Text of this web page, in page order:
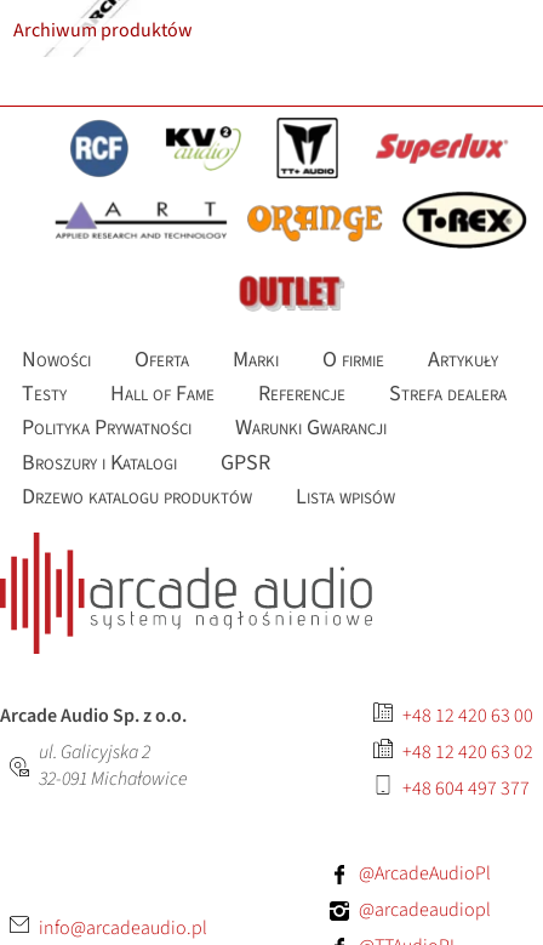
Archiwum produktów
Nowości Oferta Marki O firmie
Artykuły
Testy
Hall of Fame Referencje
Strefa dealera
Polityka Prywatności
Warunki Gwarancji
Broszury i Katalogi
GPSR
Drzewo katalogu produktów
Lista wpisów
Arcade Audio Sp. z o.o.
ul. Galicyjska 2
32-091Michałowice
+48 12 420 63 00
+48 12 420 63 02
+48 604 497 377
info@arcadeaudio.pl
@ArcadeAudioPl
@arcadeaudiopl